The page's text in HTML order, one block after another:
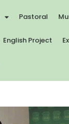
Pastoral
English Project